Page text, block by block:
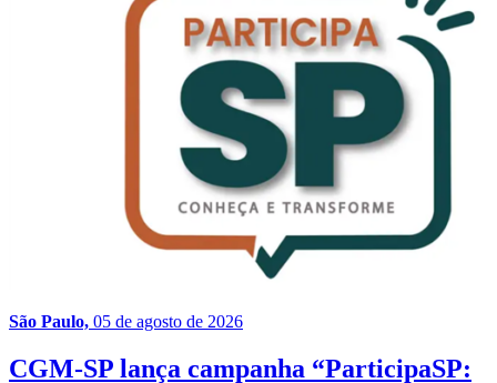
São Paulo, 05 de agosto de 2026
CGM-SP lança campanha “ParticipaSP: